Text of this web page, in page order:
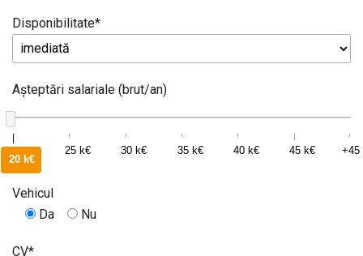
Disponibilitate*
Așteptări salariale (brut/an)
k20
k25 k30 k35 k40 k45
Vehicul
Da
Nu
CV*